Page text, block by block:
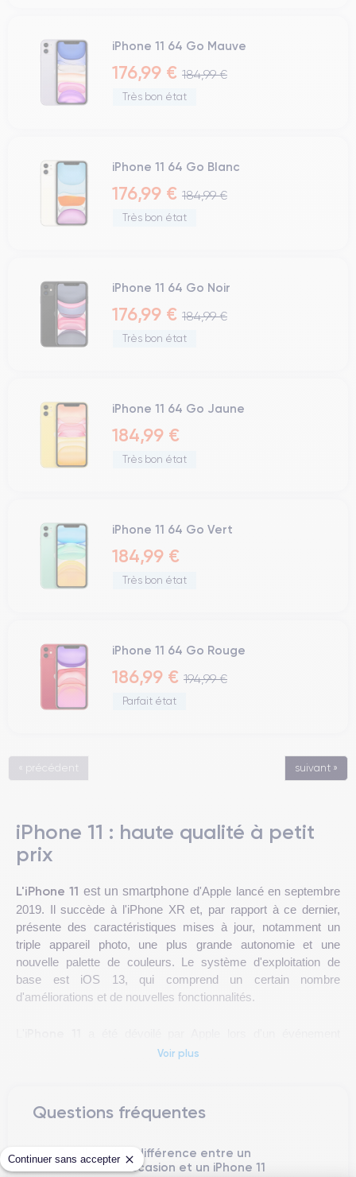
Continuer sans accepter
iPhone 11 64 Go Mauve
176,99 € 184,99 €
Très bon état
iPhone 11 64 Go Blanc
176,99 € 184,99 €
Très bon état
iPhone 11 64 Go Noir
176,99 € 184,99 €
Très bon état
iPhone 11 64 Go Jaune
184,99 €
Très bon état
iPhone 11 64 Go Vert
184,99 €
Très bon état
iPhone 11 64 Go Rouge
186,99 € 194,99 €
Parfait état
« précédent suivant »
iPhone 11 : haute qualité à petit
prix
L'iPhone 11 est un smartphone d'Apple lancé en septembre
2019. Il succède à l'iPhone XR et, par rapport à ce dernier,
présente des caractéristiques mises à jour, notamment un
triple appareil photo, une plus grande autonomie et une
nouvelle palette de couleurs. Le système d'exploitation de
base est iOS 13, qui comprend un certain nombre
d'améliorations et de nouvelles fonctionnalités.
presse qui s'est tenu le 10 septembre 2019. Lors de cet
2019 et est immédiatement devenu l'une des meilleures
ventes de sa catégorie, à la fois en raison de ses
rapport aux modèles Pro.
Voir plus
Questions fréquentes
Quelle est la différence entre un
iPhone 11 d'occasion et un iPhone 11